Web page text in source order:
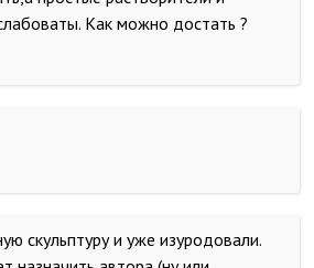
Как можно достать ?
скульптуру и уже изуродовали.